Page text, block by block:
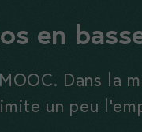
en
Dans la
un peu